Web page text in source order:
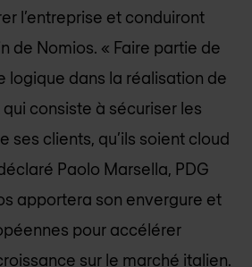
l’entreprise et conduiront
de Nomios. « Faire partie de
logique dans la réalisation de
consiste à sécuriser les
ses clients, qu’ils soient cloud
Paolo Marsella, PDG
apportera son envergure et
pour accélérer
sur le marché italien.